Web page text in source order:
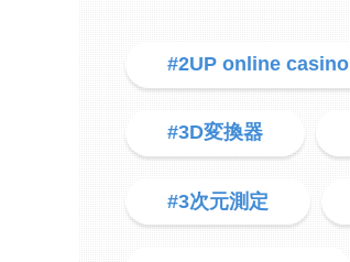
#2UP online casino
#3D変換器
#3次元測定